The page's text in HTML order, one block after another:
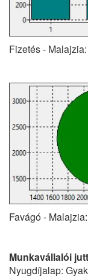
Fizetés -
Favágó -
Munkavállalói
Nyugdíjalap: